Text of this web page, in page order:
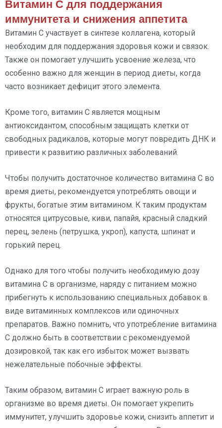
Витамин С для поддержания
иммунитета и снижения аппетита
Витамин С участвует в синтезе коллагена, который
необходим для поддержания здоровья кожи и связок.
Также он помогает улучшить усвоение железа, что
особенно важно для женщин в период диеты, когда
часто возникает дефицит этого элемента.
Кроме того, витамин С является мощным
антиоксидантом, способным защищать клетки от
свободных радикалов, которые могут повредить ДНК и
привести к развитию различных заболеваний.
Чтобы получить достаточное количество витамина С во
время диеты, рекомендуется употреблять овощи и
фрукты, богатые этим витамином. К таким продуктам
относятся цитрусовые, киви, папайя, красный сладкий
перец, зелень (петрушка, укроп), капуста, шпинат и
горький перец.
Однако для того чтобы получить необходимую дозу
витамина С в организме, наряду с питанием можно
прибегнуть к использованию специальных добавок в
виде витаминных комплексов или одиночных
препаратов. Важно помнить, что употребление витамина
С должно быть в соответствии с рекомендуемой
дозировкой, так как его избыток может вызвать
нежелательные побочные эффекты.
Таким образом, витамин С играет важную роль в
организме во время диеты. Он помогает укрепить
иммунитет, улучшить здоровье кожи, снизить аппетит и